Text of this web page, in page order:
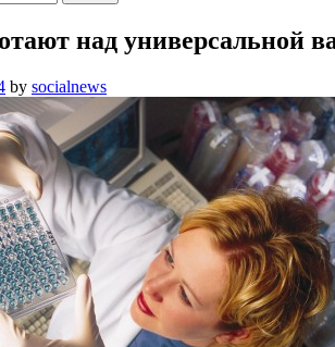
над универсальной
by socialnews